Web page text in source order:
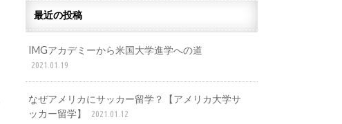
最近の投稿
IMGアカデミーから米国大学進学への道
2021.01.19
なぜアメリカにサッカー留学？【アメリカ大学サ
ッカー留学】
2021.01.12